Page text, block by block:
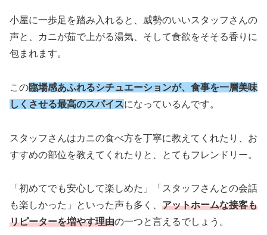
小屋に一歩足を踏み入れると、威勢のいいスタッフさんの
声と、カニが茹で上がる湯気、そして食欲をそそる香りに
包まれます。
この臨場感あふれるシチュエーションが、食事を一層美味
しくさせる最高のスパイスになっているんです。
スタッフさんはカニの食べ方を丁寧に教えてくれたり、お
すすめの部位を教えてくれたりと、とてもフレンドリー。
「初めてでも安心して楽しめた」「スタッフさんとの会話
も楽しかった」といった声も多く、 アットホームな接客も
リピーターを増やす理由の一つと言えるでしょう。